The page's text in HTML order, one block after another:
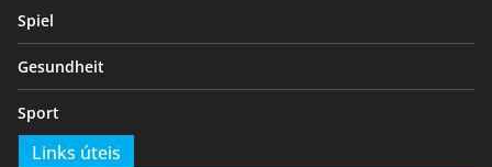
Spiel
Gesundheit
Sport
Links úteis